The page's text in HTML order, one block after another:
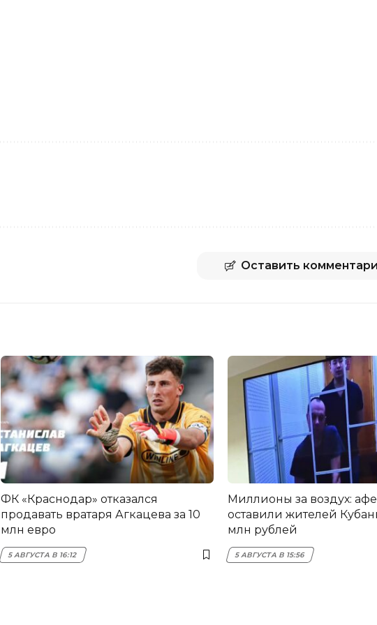
Оставить
ФК «Краснодар» отказался
продавать вратаря Агкацева за 10
млн евро
5 АВГУСТА В 16:12
Миллионы за воздух:
оставили жителей
млн рублей
5 АВГУСТА В 15:56